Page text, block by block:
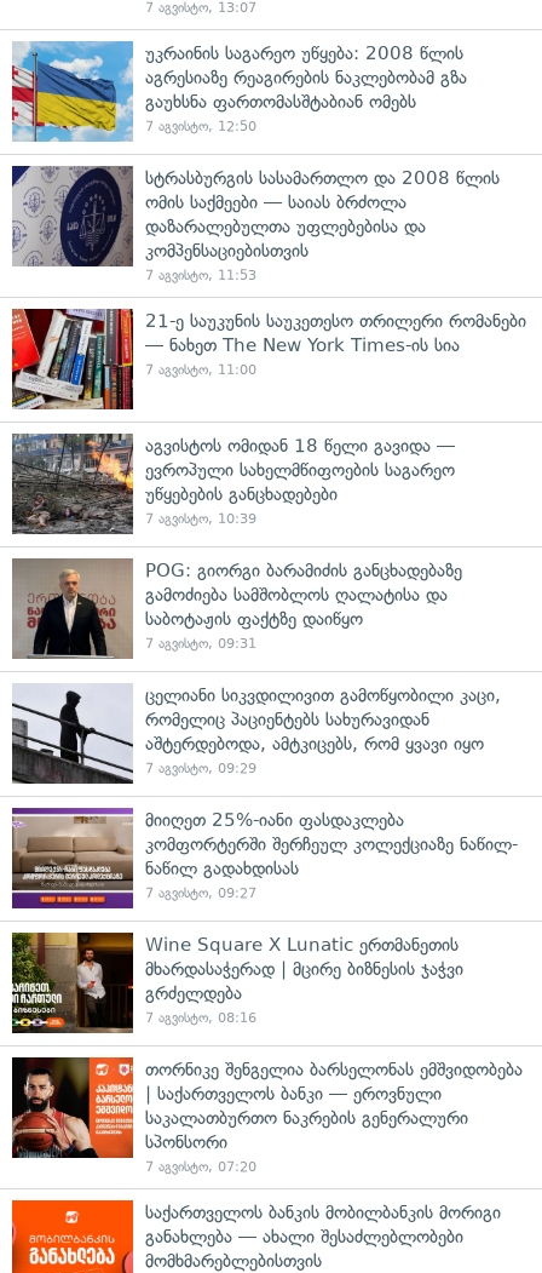
7 აგვისტო, 13:07
უკრაინის საგარეო უწყება: 2008 წლის
აგრესიაზე რეაგირების ნაკლებობამ გზა
გაუხსნა ფართომასშტაბიან ომებს
7 აგვისტო, 12:50
სტრასბურგის სასამართლო და 2008 წლის
ომის საქმეები — საიას ბრძოლა
დაზარალებულთა უფლებებისა და
კომპენსაციებისთვის
7 აგვისტო, 11:53
21-ე საუკუნის საუკეთესო თრილერი რომანები
— ნახეთ The New York Times-ის სია
7 აგვისტო, 11:00
აგვისტოს ომიდან 18 წელი გავიდა —
ევროპული სახელმწიფოების საგარეო
უწყებების განცხადებები
7 აგვისტო, 10:39
POG: გიორგი ბარამიძის განცხადებაზე
გამოძიება სამშობლოს ღალატისა და
საბოტაჟის ფაქტზე დაიწყო
7 აგვისტო, 09:31
ცელიანი სიკვდილივით გამოწყობილი კაცი,
რომელიც პაციენტებს სახურავიდან
აშტერდებოდა, ამტკიცებს, რომ ყვავი იყო
7 აგვისტო, 09:29
მიიღეთ 25%-იანი ფასდაკლება
კომფორტერში შერჩეულ კოლექციაზე ნაწილ-
ნაწილ გადახდისას
7 აგვისტო, 09:27
Wine Square X Lunatic ერთმანეთის
მხარდასაჭერად | მცირე ბიზნესის ჯაჭვი
გრძელდება
7 აგვისტო, 08:16
თორნიკე შენგელია ბარსელონას ემშვიდობება
| საქართველოს ბანკი — ეროვნული
საკალათბურთო ნაკრების გენერალური
სპონსორი
7 აგვისტო, 07:20
საქართველოს ბანკის მობილბანკის მორიგი
განახლება — ახალი შესაძლებლობები
მომხმარებლებისთვის